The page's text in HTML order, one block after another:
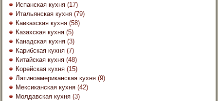
Испанская кухня (17)
Итальянская кухня (79)
Кавказская кухня (58)
Казахская кухня (5)
Канадская кухня (3)
Карибская кухня (7)
Китайская кухня (48)
Корейская кухня (15)
Латиноамериканская кухня (9)
Мексиканская кухня (42)
Молдавская кухня (3)